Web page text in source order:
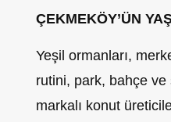
ÇEKMEKÖY’ÜN
Yeşil ormanları,
rutini, park, bahçe ve
markalı konut